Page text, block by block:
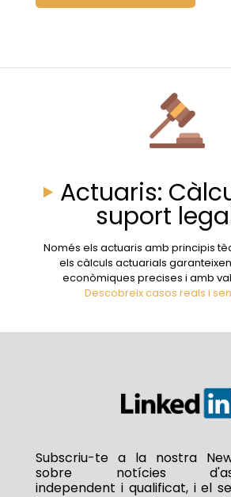
Actuaris:
suport
Només els actuaris amb principis
els càlculs actuarials
econòmiques precises i amb
Descobreix casos reals i
Subscriu-te a la nostra
sobre notícies
independent i qualificat, i el